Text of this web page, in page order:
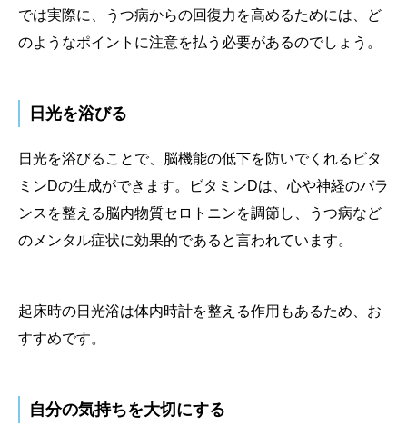
では実際に、うつ病からの回復力を高めるためには、ど
のようなポイントに注意を払う必要があるのでしょう。
日光を浴びる
日光を浴びることで、脳機能の低下を防いでくれるビタ
ミンDの生成ができます。ビタミンDは、心や神経のバラ
ンスを整える脳内物質セロトニンを調節し、うつ病など
のメンタル症状に効果的であると言われています。
起床時の日光浴は体内時計を整える作用もあるため、お
すすめです。
自分の気持ちを大切にする